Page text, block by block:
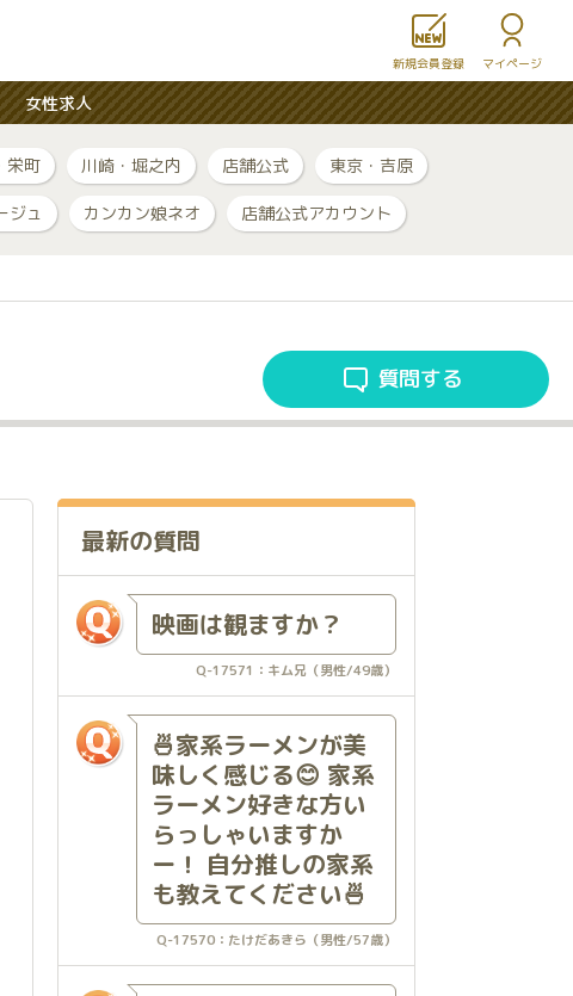
新規会員登録 マイページ
女性求人
栄町 川崎・堀之内 店舗公式 東京・吉原
ジュ カンカン娘ネオ 店舗公式アカウント
質問する
最新の質問
映画は観ますか？
Q-17571：キム兄（男性/49歳）
🍜家系ラーメンが美
味しく感じる😊 家系
ラーメン好きな方い
らっしゃいますか
ー！ 自分推しの家系
も教えてください🍜
Q-17570：たけだあきら（男性/57歳）